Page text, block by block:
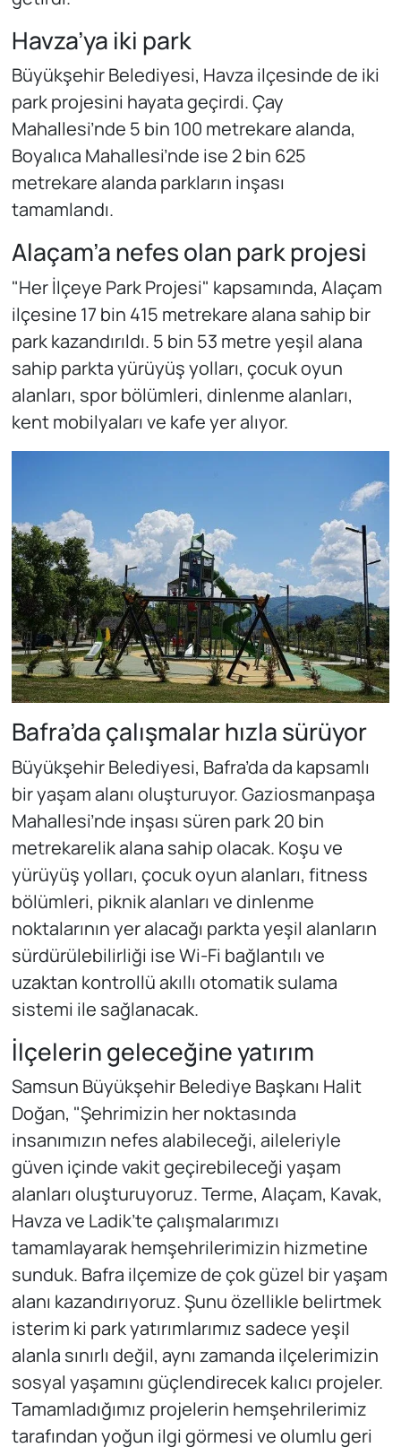
Havza’ya iki park
Büyükşehir Belediyesi, Havza ilçesinde de iki
park projesini hayata geçirdi. Çay
Mahallesi’nde 5 bin 100 metrekare alanda,
Boyalıca Mahallesi’nde ise 2 bin 625
metrekare alanda parkların inşası
tamamlandı.
Alaçam’a nefes olan park projesi
"Her İlçeye Park Projesi" kapsamında, Alaçam
ilçesine 17 bin 415 metrekare alana sahip bir
park kazandırıldı. 5 bin 53 metre yeşil alana
sahip parkta yürüyüş yolları, çocuk oyun
alanları, spor bölümleri, dinlenme alanları,
kent mobilyaları ve kafe yer alıyor.
Bafra’da çalışmalar hızla sürüyor
Büyükşehir Belediyesi, Bafra’da da kapsamlı
bir yaşam alanı oluşturuyor. Gaziosmanpaşa
Mahallesi’nde inşası süren park 20 bin
metrekarelik alana sahip olacak. Koşu ve
yürüyüş yolları, çocuk oyun alanları, fitness
bölümleri, piknik alanları ve dinlenme
noktalarının yer alacağı parkta yeşil alanların
sürdürülebilirliği ise Wi-Fi bağlantılı ve
uzaktan kontrollü akıllı otomatik sulama
sistemi ile sağlanacak.
İlçelerin geleceğine yatırım
Samsun Büyükşehir Belediye Başkanı Halit
Doğan, "Şehrimizin her noktasında
insanımızın nefes alabileceği, aileleriyle
güven içinde vakit geçirebileceği yaşam
alanları oluşturuyoruz. Terme, Alaçam, Kavak,
Havza ve Ladik’te çalışmalarımızı
tamamlayarak hemşehrilerimizin hizmetine
sunduk. Bafra ilçemize de çok güzel bir yaşam
alanı kazandırıyoruz. Şunu özellikle belirtmek
isterim ki park yatırımlarımız sadece yeşil
alanla sınırlı değil, aynı zamanda ilçelerimizin
sosyal yaşamını güçlendirecek kalıcı projeler.
Tamamladığımız projelerin hemşehrilerimiz
tarafından yoğun ilgi görmesi ve olumlu geri